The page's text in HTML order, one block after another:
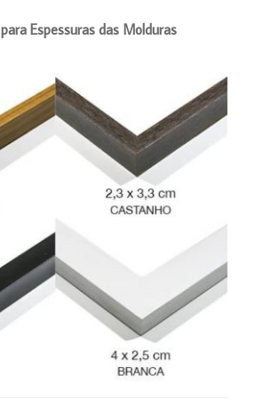
para Espessuras das Molduras